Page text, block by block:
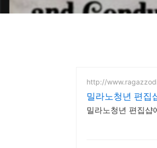
http://
밀라노청년 편
밀라노청년 편집샵